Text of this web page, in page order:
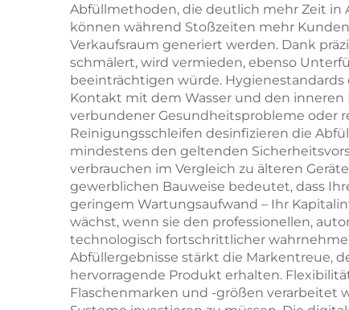
Abfüllmethoden, die deutlich mehr Zeit in
können während Stoßzeiten mehr
Verkaufsraum generiert werden. Dank
schmälert, wird vermieden, ebenso
beeinträchtigen würde. Hygienestandards
Kontakt mit dem Wasser und den
verbundener Gesundheitsprobleme oder
Reinigungsschleifen desinfizieren die
mindestens den geltenden
verbrauchen im Vergleich zu älteren
gewerblichen Bauweise bedeutet, dass
geringem Wartungsaufwand – Ihr
wächst, wenn sie den professionellen,
technologisch fortschrittlicher
Abfüllergebnisse stärkt die Markentreue,
hervorragende Produkt erhalten.
Flaschenmarken und -größen verarbeitet